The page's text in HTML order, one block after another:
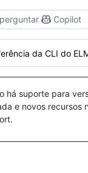
Copilot
da CLI do
há suporte para
e novos recursos